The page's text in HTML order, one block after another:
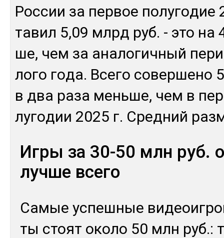
Рос­сии за пер­вое по­луго­дие
та­вил 5,09 млрд руб. - это на
ше, чем за ана­логич­ный
ло­го го­да. Все­го со­вер­ше­но
в два ра­за мень­ше, чем в
луго­дии 2025 г. Сред­ний
Игры за 30-50 млн руб.
лучше всего
Са­мые ус­пеш­ные
ты стоят око­ло 50 млн руб.: